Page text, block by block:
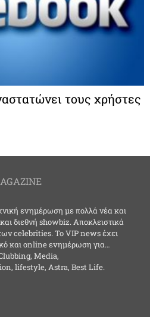
τους χρήστες
ενημέρωση με πολλά νέα και
διεθνή showbiz. Αποκλειστικά
celebrities. Το VIP news έχει
και online ενημέρωση για…
Media,
lifestyle, Astra, Best Life.